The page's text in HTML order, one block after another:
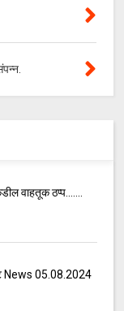
वाहतूक ठप्प.......
News 05.08.2024